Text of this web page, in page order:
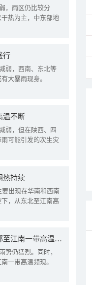
，雨区仍比较分
热为主，中东部地
行
弱，西南、东北等
大暴雨现身。
温不断
弱，但在陕西、四
可能引发的次生灾
热持续
出现在华南和西南
，从东北至江南高
四川陕西等地需警惕降雨叠加致灾 华北南部至江南一带高温频现
势仍猛烈。同时，
一带高温频现。